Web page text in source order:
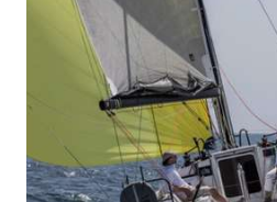
ETAPE 2 : Les Canaries > Le
(environ 3 000 milles
L’aventure maritime continue
démarre pour d’autres. Une
nombreuses surprises et les
manquent pas. Entre les
quotidien du bateau, les